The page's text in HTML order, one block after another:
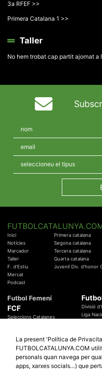
3a RFEF >>
Primera Catalana 1 >>
Taller
No hem trobat cap partit ajornat a
Inici
Notícies
Marcador
Taller
F. d'Estiu
Mercat
Podcast
Primera catalana
Segona catalana
Tercera catalana
Quarta catalana
Juvenil Div. d'honor
Futbol Femení
FCF
Seleccions Catalanes
Temes Federatius
Divisió
Liga
Futbol Catalunya
Promocions
La present 'Política de
FUTBOLCATALUNYA.COM
personals quan navega per
apps, xarxes socials…) que